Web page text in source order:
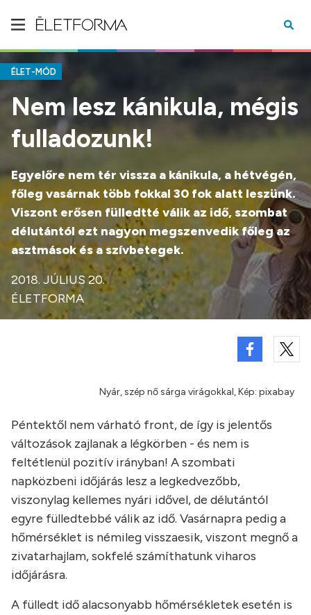
ÉLET-MÓD
Nem lesz kánikula, mégis
fulladozunk!
Egyelőre nem tér vissza a kánikula, a hétvégén,
főleg vasárnak több fokkal 30 fok alatt leszünk.
Viszont erősen fülledtté válik az idő, szombat
délutántól ezt nagyon megszenvedik főleg az
asztmások és a szívbetegek.
2018. JÚLIUS 20.
ÉLETFORMA
Nyár, szép nő sárga virágokkal, Kép: pixabay
Péntektől nem várható front, de így is jelentős
változások zajlanak a légkörben - és nem is
feltétlenül pozitív irányban! A szombati
napközbeni időjárás lesz a legkedvezőbb,
viszonylag kellemes nyári idővel, de délutántól
egyre fülledtebbé válik az idő. Vasárnapra pedig a
hőmérséklet is némileg visszaesik, viszont megnő a
zivatarhajlam, sokfelé számíthatunk viharos
időjárásra.
A fülledt idő alacsonyabb hőmérsékletek esetén is